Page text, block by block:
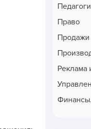
Право
Продажи
Реклама